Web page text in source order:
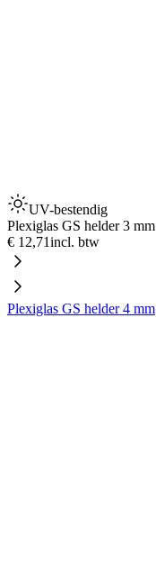
UV-bestendig
Plexiglas GS helder 3 mm
€ 12,71incl. btw
Plexiglas GS helder 4 mm